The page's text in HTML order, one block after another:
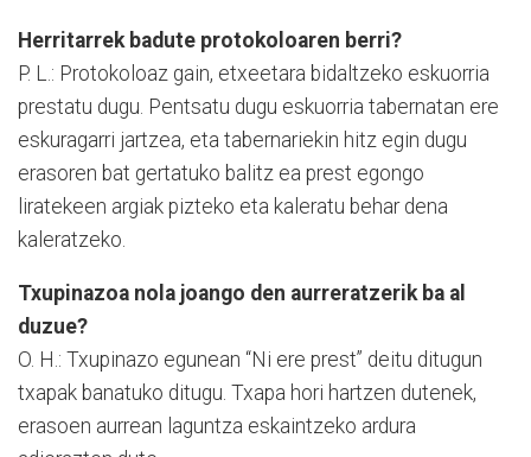
Herritarrek badute protokoloaren berri?
P. L.: Protokoloaz gain, etxeetara bidaltzeko eskuorria
prestatu dugu. Pentsatu dugu eskuorria tabernatan ere
eskuragarri jartzea, eta tabernariekin hitz egin dugu
erasoren bat gertatuko balitz ea prest egongo
liratekeen argiak pizteko eta kaleratu behar dena
kaleratzeko.
Txupinazoa nola joango den aurreratzerik ba al
duzue?
O. H.: Txupinazo egunean “Ni ere prest” deitu ditugun
txapak banatuko ditugu. Txapa hori hartzen dutenek,
erasoen aurrean laguntza eskaintzeko ardura